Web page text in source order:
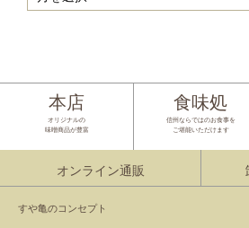
本店
オリジナルの
味噌商品が豊富
食味処
信州ならではのお食事を
ご堪能いただけます
オンライン通販
すや亀のコンセプト